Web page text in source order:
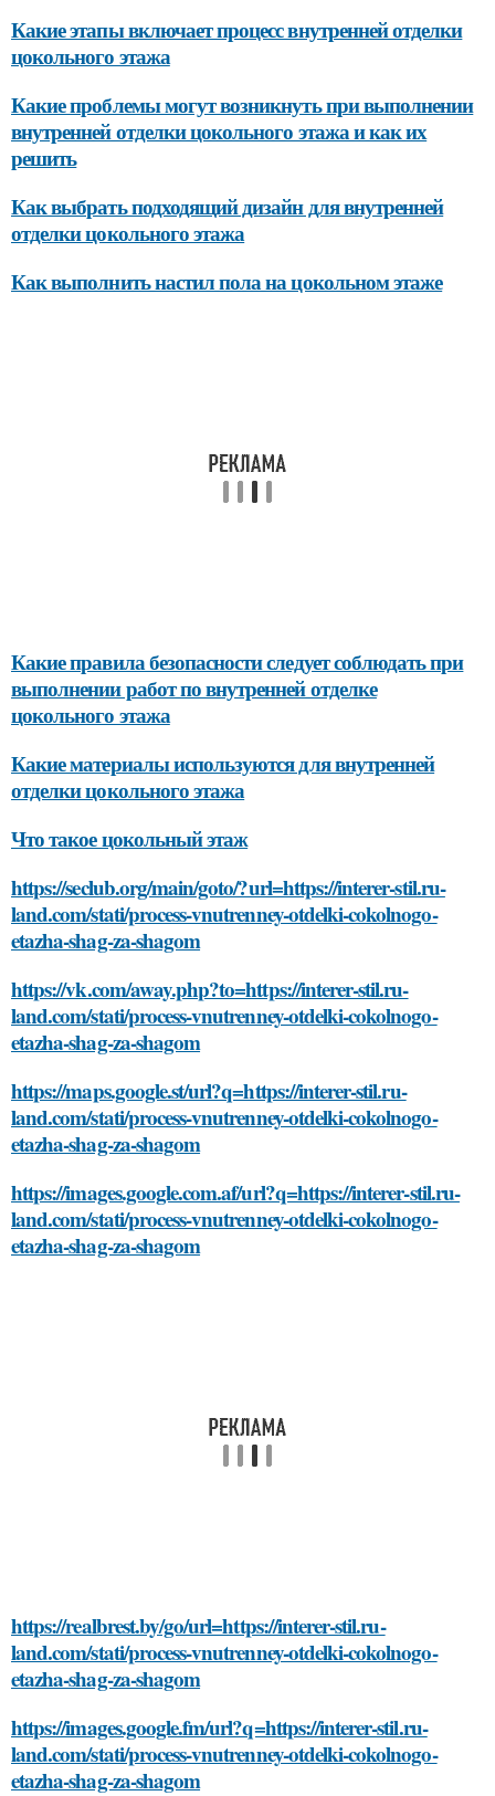
Какие этапы включает процесс внутренней отделки
цокольного этажа
Какие проблемы могут возникнуть при выполнении
внутренней отделки цокольного этажа и как их
решить
Как выбрать подходящий дизайн для внутренней
отделки цокольного этажа
Как выполнить настил пола на цокольном этаже
Какие правила безопасности следует соблюдать при
выполнении работ по внутренней отделке
цокольного этажа
Какие материалы используются для внутренней
отделки цокольного этажа
Что такое цокольный этаж
https://seclub.org/main/goto/?url=https://interer-stil.ru-
land.com/stati/process-vnutrenney-otdelki-cokolnogo-
etazha-shag-za-shagom
https://vk.com/away.php?to=https://interer-stil.ru-
land.com/stati/process-vnutrenney-otdelki-cokolnogo-
etazha-shag-za-shagom
https://maps.google.st/url?q=https://interer-stil.ru-
land.com/stati/process-vnutrenney-otdelki-cokolnogo-
etazha-shag-za-shagom
https://images.google.com.af/url?q=https://interer-stil.ru-
land.com/stati/process-vnutrenney-otdelki-cokolnogo-
etazha-shag-za-shagom
https://realbrest.by/go/url=https://interer-stil.ru-
land.com/stati/process-vnutrenney-otdelki-cokolnogo-
etazha-shag-za-shagom
https://images.google.fm/url?q=https://interer-stil.ru-
land.com/stati/process-vnutrenney-otdelki-cokolnogo-
etazha-shag-za-shagom